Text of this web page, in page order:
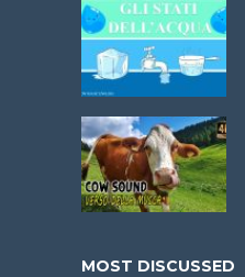
MOST DISCUSSED